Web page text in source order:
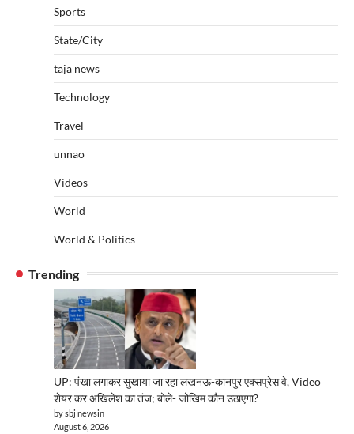
Sports
State/City
taja news
Technology
Travel
unnao
Videos
World
World & Politics
Trending
UP: पंखा लगाकर सुखाया जा रहा लखनऊ-कानपुर एक्सप्रेस वे, Video
शेयर कर अखिलेश का तंज; बोले- जोखिम कौन उठाएगा?
by sbj newsin
August 6, 2026